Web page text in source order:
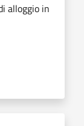
alloggio in